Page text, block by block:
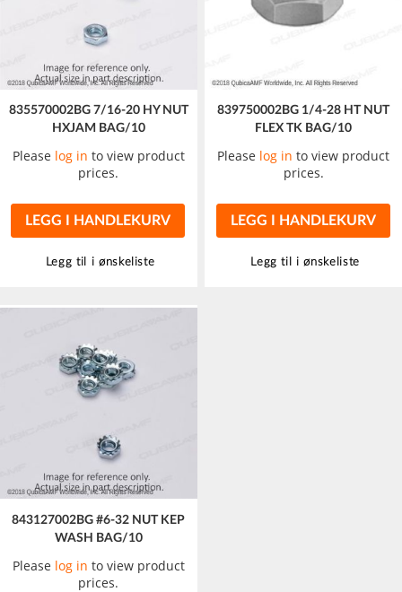
835570002BG 7/16-20 HY NUT
HXJAM BAG/10
Please log in to view product
prices.
LEGG I HANDLEKURV
Legg til i ønskeliste
839750002BG 1/4-28 HT NUT
FLEX TK BAG/10
Please log in to view product
prices.
LEGG I HANDLEKURV
Legg til i ønskeliste
843127002BG #6-32 NUT KEP
WASH BAG/10
Please log in to view product
prices.